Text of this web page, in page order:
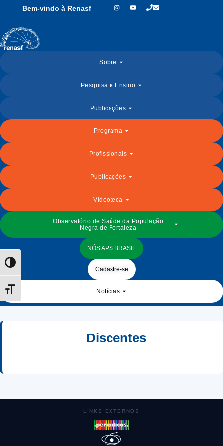
Toggle High Contrast
Toggle Font size
Bem-vindo à Renasf
Sobre
Pesquisa e Ensino
Publicações
Programa
Profissionais
Publicações
Videoteca
Observatório de Saúde da População
Negra de Fortaleza
NÓS APS BRASIL
Cadastre-se
Notícias
Discentes
LINKS EXTERNOS